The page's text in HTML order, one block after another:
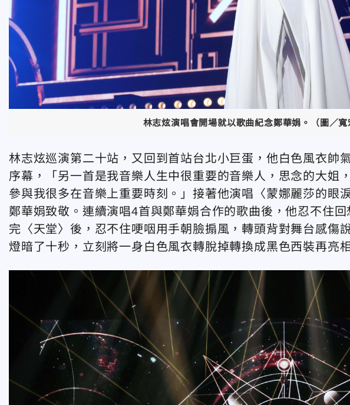
林志炫演唱會開場就以歌曲紀念鄭華娟。（圖／寬
林志炫巡演第二十站，又回到首站台北小巨蛋，他白色風衣帥
序幕，「另一首是我音樂人生中很重要的音樂人，思念的大姐
參與我很多在音樂上重要時刻。」接著他演唱〈蒙娜麗莎的眼
鄭華娟致敬。連續演唱4首與鄭華娟合作的歌曲後，他忍不住
完〈天堂〉後，忍不住哽咽用手朝臉搧風，轉頭背對舞台感傷
燈暗了十秒，立刻將一身白色風衣轉脫掉轉換成黑色西裝再亮相